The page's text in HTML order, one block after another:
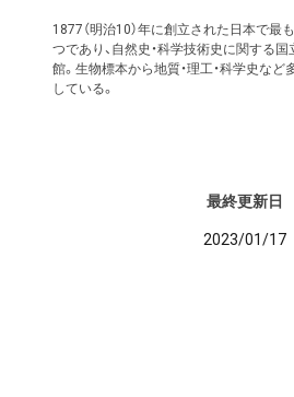
1877（明治10）年に創立された日本で最
つであり、自然史・科学技術史に関する
館。生物標本から地質・理工・科学史な
している。
最終更新日
2023/01/17